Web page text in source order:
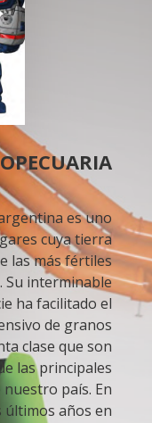
es uno
cuya tierra
las más fértiles
Su interminable
ha facilitado el
de granos
clase que son
las principales
nuestro país. En
últimos años en